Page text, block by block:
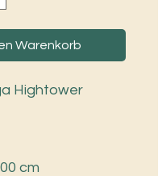
Warenkorb
Hightower
cm